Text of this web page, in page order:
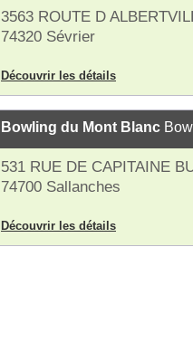
3563 ROUTE D
74320 Sévrier
Découvrir les détails
Bowling du Mont Blanc
531 RUE DE CAPITAINE
74700 Sallanches
Découvrir les détails